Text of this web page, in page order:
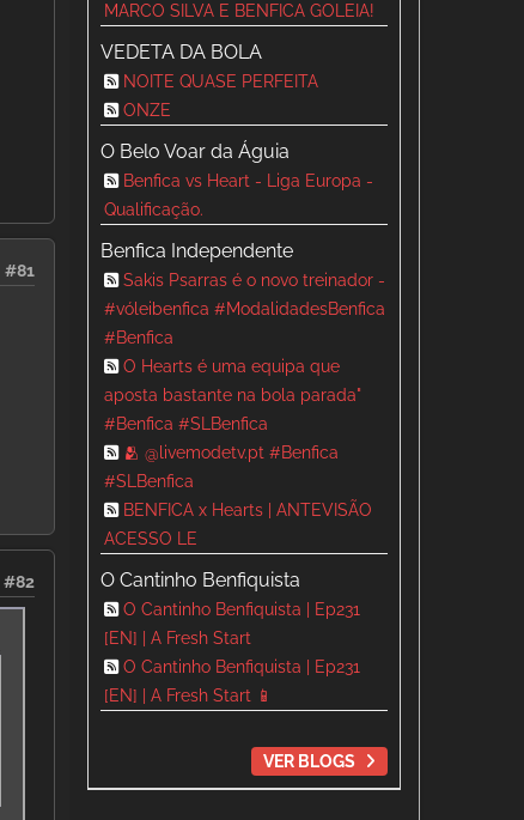
#81
#82
MARCO SILVA E BENFICA GOLEIA!
VEDETA DA BOLA
NOITE QUASE PERFEITA
ONZE
O Belo Voar da Águia
Benfica vs Heart - Liga Europa -
Qualificação.
Benfica Independente
Sakis Psarras é o novo treinador -
#vóleibenfica #ModalidadesBenfica
#Benfica
O Hearts é uma equipa que
aposta bastante na bola parada"
#Benfica #SLBenfica
🫂 @livemodetv.pt #Benfica
#SLBenfica
BENFICA x Hearts | ANTEVISÃO
ACESSO LE
O Cantinho Benfiquista
O Cantinho Benfiquista | Ep231
[EN] | A Fresh Start
O Cantinho Benfiquista | Ep231
[EN] | A Fresh Start 📱
VER BLOGS